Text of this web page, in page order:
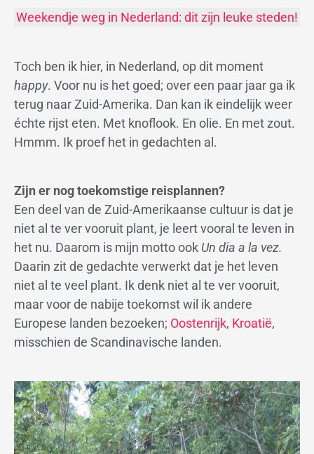
Weekendje weg in Nederland: dit zijn leuke steden!
Toch ben ik hier, in Nederland, op dit moment
happy. Voor nu is het goed; over een paar jaar ga ik
terug naar Zuid-Amerika. Dan kan ik eindelijk weer
échte rijst eten. Met knoflook. En olie. En met zout.
Hmmm. Ik proef het in gedachten al.
Zijn er nog toekomstige reisplannen?
Een deel van de Zuid-Amerikaanse cultuur is dat je
niet al te ver vooruit plant, je leert vooral te leven in
het nu. Daarom is mijn motto ook Un dia a la vez.
Daarin zit de gedachte verwerkt dat je het leven
niet al te veel plant. Ik denk niet al te ver vooruit,
maar voor de nabije toekomst wil ik andere
Europese landen bezoeken; Oostenrijk, Kroatië,
misschien de Scandinavische landen.